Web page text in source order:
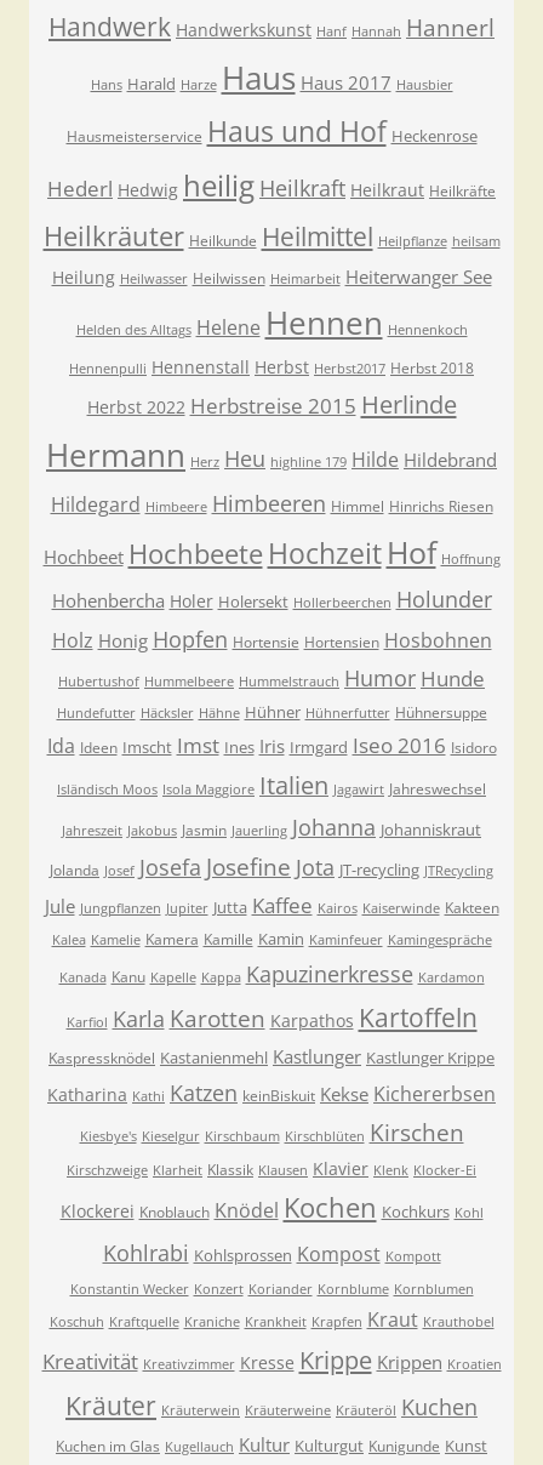
Handwerk Handwerkskunst Hanf Hannah Hannerl
Hans Harald Harze Haus Haus 2017 Hausbier
Hausmeisterservice Haus und Hof Heckenrose
Hederl Hedwig heilig Heilkraft Heilkraut Heilkräfte
Heilkräuter Heilkunde Heilmittel Heilpflanze heilsam
Heilung Heilwasser Heilwissen Heimarbeit Heiterwanger See
Helden des Alltags Helene Hennen Hennenkoch
Hennenpulli Hennenstall Herbst Herbst2017 Herbst 2018
Herbst 2022 Herbstreise 2015 Herlinde
Hermann Herz Heu highline 179 Hilde Hildebrand
Hildegard Himbeere Himbeeren Himmel Hinrichs Riesen
Hochbeet Hochbeete Hochzeit Hof Hoffnung
Hohenbercha Holer Holersekt Hollerbeerchen Holunder
Holz Honig Hopfen Hortensie Hortensien Hosbohnen
Hubertushof Hummelbeere Hummelstrauch Humor Hunde
Hundefutter Häcksler Hähne Hühner Hühnerfutter Hühnersuppe
Ida Ideen Imscht Imst Ines Iris Irmgard Iseo 2016 Isidoro
Isländisch Moos Isola Maggiore Italien Jagawirt Jahreswechsel
Jahreszeit Jakobus Jasmin Jauerling Johanna Johanniskraut
Jolanda Josef Josefa Josefine Jota JT-recycling JTRecycling
Jule Jungpflanzen Jupiter Jutta Kaffee Kairos Kaiserwinde Kakteen
Kalea Kamelie Kamera Kamille Kamin Kaminfeuer Kamingespräche
Kanada Kanu Kapelle Kappa Kapuzinerkresse Kardamon
Karfiol Karla Karotten Karpathos Kartoffeln
Kaspressknödel Kastanienmehl Kastlunger Kastlunger Krippe
Katharina Kathi Katzen keinBiskuit Kekse Kichererbsen
Kiesbye's Kieselgur Kirschbaum Kirschblüten Kirschen
Kirschzweige Klarheit Klassik Klausen Klavier Klenk Klocker-Ei
Klockerei Knoblauch Knödel Kochen Kochkurs Kohl
Kohlrabi Kohlsprossen Kompost Kompott
Konstantin Wecker Konzert Koriander Kornblume Kornblumen
Koschuh Kraftquelle Kraniche Krankheit Krapfen Kraut Krauthobel
Kreativität Kreativzimmer Kresse Krippe Krippen Kroatien
Kräuter Kräuterwein Kräuterweine Kräuteröl Kuchen
Kuchen im Glas Kugellauch Kultur Kulturgut Kunigunde Kunst